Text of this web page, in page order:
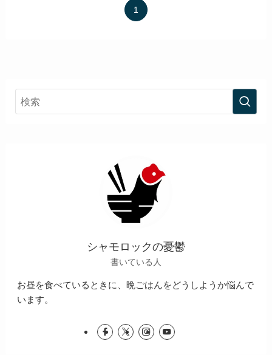
1
シャモロックの憂鬱
書いている人
お昼を食べているときに、晩ごはんをどうしようか悩んで
います。